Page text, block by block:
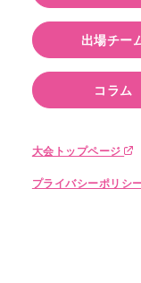
出場チー
コラム
大会トップページ
プライバシーポリシ